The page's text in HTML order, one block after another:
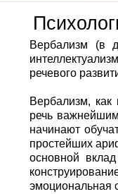
Вербализм (в
речевого
Вербализм,
речь
начинают
простейших
основной
эмоциональная